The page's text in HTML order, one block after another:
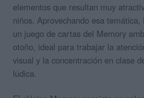
elementos que resultan muy
niños. Aprovechando esa
un juego de cartas del Memory
otoño, ideal para trabajar la
visual y la concentración en clase
lúdica.